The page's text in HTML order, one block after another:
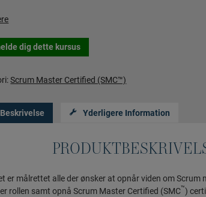
dig dette kursus
Scrum Master Certified (SMC™)
Beskrivelse Yderligere Information
er målrettet alle der ønsker at opnår viden om Scrum
rollen samt opnå Scrum Master Certified (SMC™)